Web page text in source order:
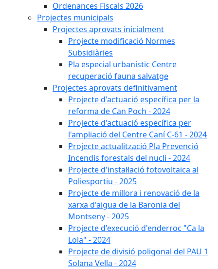
Ordenances Fiscals 2026
Projectes municipals
Projectes aprovats inicialment
Projecte modificació Normes
Subsidiàries
Pla especial urbanístic Centre
recuperació fauna salvatge
Projectes aprovats definitivament
Projecte d'actuació específica per la
reforma de Can Poch - 2024
Projecte d'actuació específica per
l'ampliació del Centre Caní C-61 - 2024
Projecte actualització Pla Prevenció
Incendis forestals del nucli - 2024
Projecte d'instal·lació fotovoltaica al
Poliesportiu - 2025
Projecte de millora i renovació de la
xarxa d'aigua de la Baronia del
Montseny - 2025
Projecte d'execució d'enderroc "Ca la
Lola" - 2024
Projecte de divisió poligonal del PAU 1
Solana Vella - 2024